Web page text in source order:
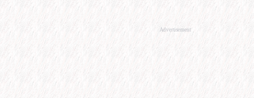
Advertisement